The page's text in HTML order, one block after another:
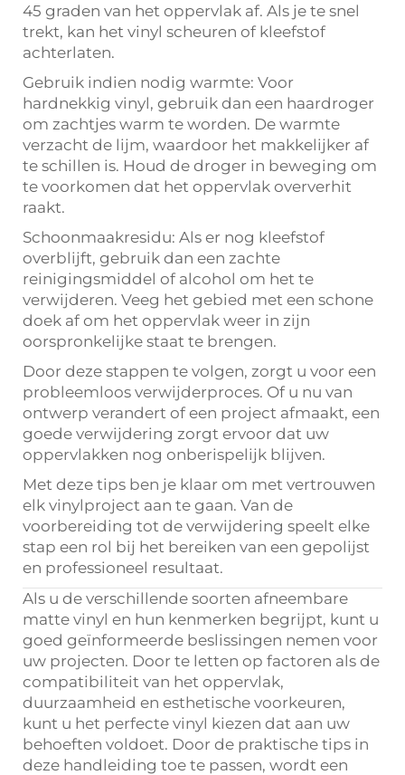
45 graden van het oppervlak af. Als je te snel
trekt, kan het vinyl scheuren of kleefstof
achterlaten.
Gebruik indien nodig warmte: Voor
hardnekkig vinyl, gebruik dan een haardroger
om zachtjes warm te worden. De warmte
verzacht de lijm, waardoor het makkelijker af
te schillen is. Houd de droger in beweging om
te voorkomen dat het oppervlak oververhit
raakt.
Schoonmaakresidu: Als er nog kleefstof
overblijft, gebruik dan een zachte
reinigingsmiddel of alcohol om het te
verwijderen. Veeg het gebied met een schone
doek af om het oppervlak weer in zijn
oorspronkelijke staat te brengen.
Door deze stappen te volgen, zorgt u voor een
probleemloos verwijderproces. Of u nu van
ontwerp verandert of een project afmaakt, een
goede verwijdering zorgt ervoor dat uw
oppervlakken nog onberispelijk blijven.
Met deze tips ben je klaar om met vertrouwen
elk vinylproject aan te gaan. Van de
voorbereiding tot de verwijdering speelt elke
stap een rol bij het bereiken van een gepolijst
en professioneel resultaat.
Als u de verschillende soorten afneembare
matte vinyl en hun kenmerken begrijpt, kunt u
goed geïnformeerde beslissingen nemen voor
uw projecten. Door te letten op factoren als de
compatibiliteit van het oppervlak,
duurzaamheid en esthetische voorkeuren,
kunt u het perfecte vinyl kiezen dat aan uw
behoeften voldoet. Door de praktische tips in
deze handleiding toe te passen, wordt een